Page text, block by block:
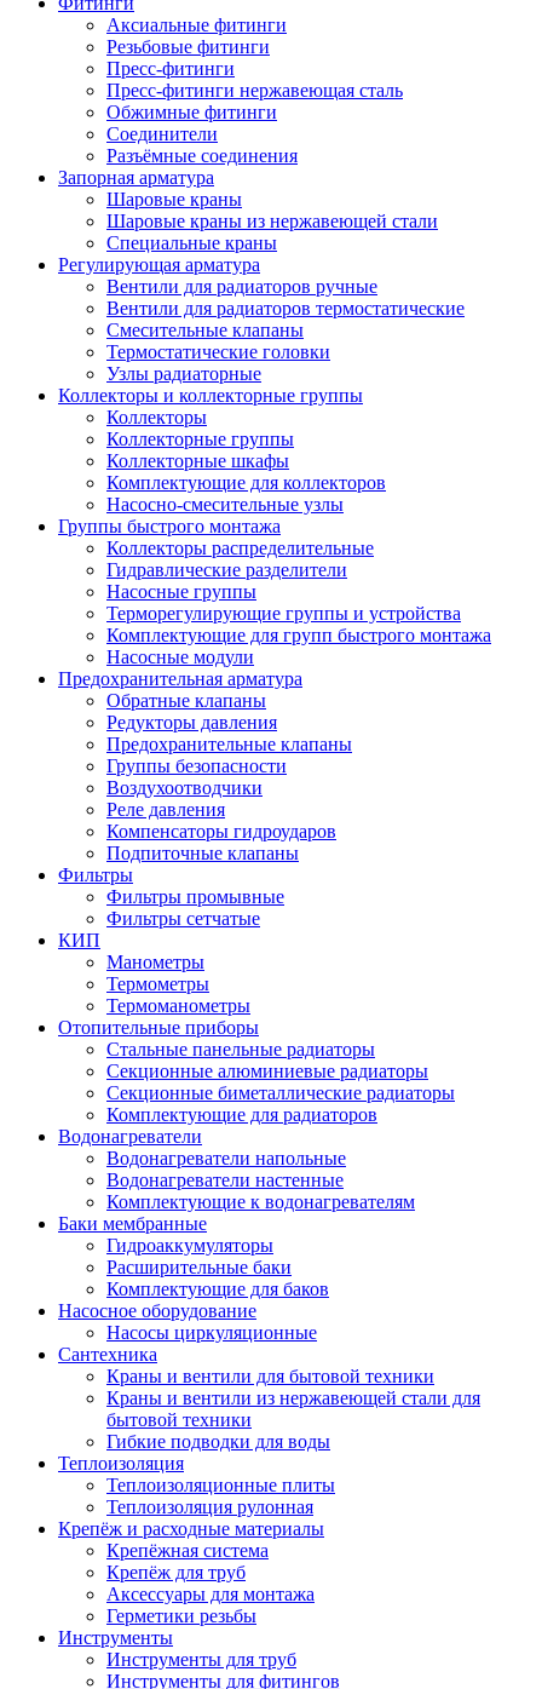
Аксиальные фитинги
Резьбовые фитинги
Пресс-фитинги
Пресс-фитинги нержавеющая сталь
Обжимные фитинги
Соединители
Разъёмные соединения
Запорная арматура
Шаровые краны
Шаровые краны из нержавеющей стали
Специальные краны
Регулирующая арматура
Вентили для радиаторов ручные
Вентили для радиаторов термостатические
Смесительные клапаны
Термостатические головки
Узлы радиаторные
Коллекторы и коллекторные группы
Коллекторы
Коллекторные группы
Коллекторные шкафы
Комплектующие для коллекторов
Насосно-смесительные узлы
Группы быстрого монтажа
Коллекторы распределительные
Гидравлические разделители
Насосные группы
Терморегулирующие группы и устройства
Комплектующие для групп быстрого монтажа
Насосные модули
Предохранительная арматура
Обратные клапаны
Редукторы давления
Предохранительные клапаны
Группы безопасности
Воздухоотводчики
Реле давления
Компенсаторы гидроударов
Подпиточные клапаны
Фильтры
Фильтры промывные
Фильтры сетчатые
КИП
Манометры
Термометры
Термоманометры
Отопительные приборы
Стальные панельные радиаторы
Секционные алюминиевые радиаторы
Секционные биметаллические радиаторы
Комплектующие для радиаторов
Водонагреватели
Водонагреватели напольные
Водонагреватели настенные
Комплектующие к водонагревателям
Баки мембранные
Гидроаккумуляторы
Расширительные баки
Комплектующие для баков
Насосное оборудование
Насосы циркуляционные
Сантехника
Краны и вентили для бытовой техники
Краны и вентили из нержавеющей стали для
бытовой техники
Гибкие подводки для воды
Теплоизоляция
Теплоизоляционные плиты
Теплоизоляция рулонная
Крепёж и расходные материалы
Крепёжная система
Крепёж для труб
Аксессуары для монтажа
Герметики резьбы
Инструменты
Инструменты для труб
Инструменты для фитингов